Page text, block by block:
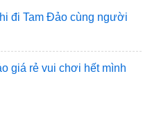
đi Tam Đảo cùng người
giá rẻ vui chơi hết mình